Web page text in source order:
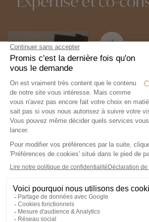
1
Expertise
construction
Chez Cercle
nous
100%
collaboration
2